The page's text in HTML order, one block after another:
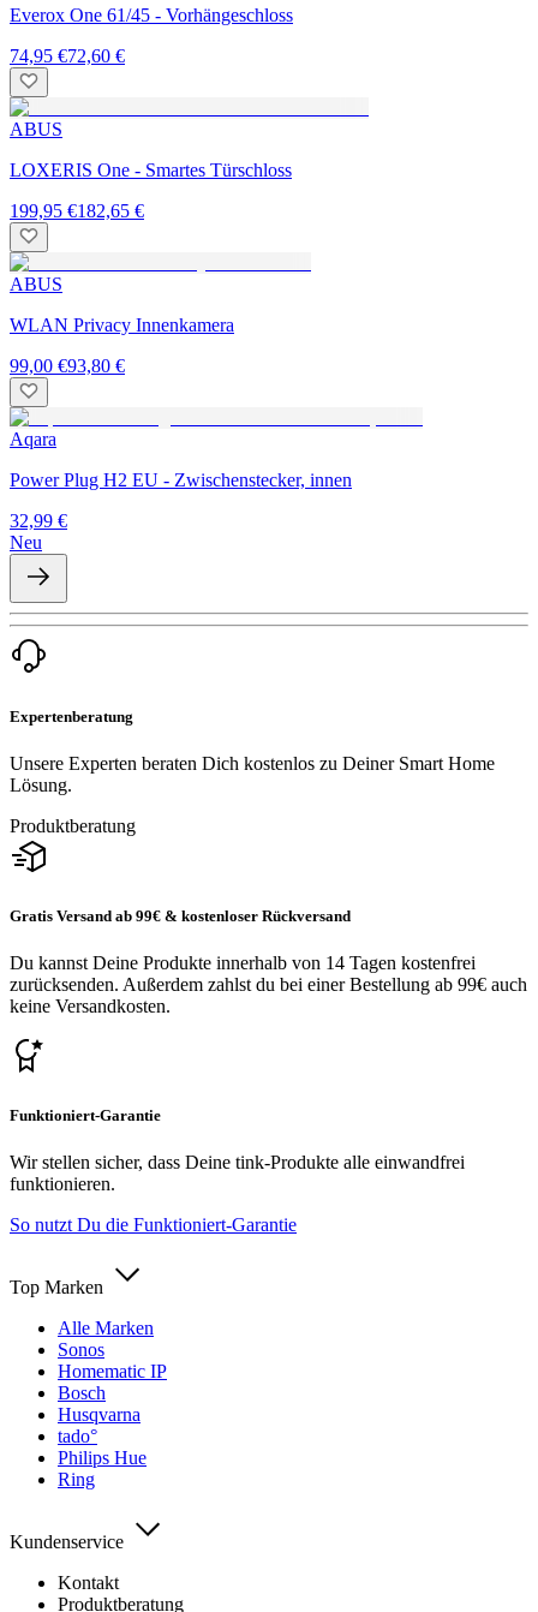
Everox One 61/45 - Vorhängeschloss
74,95 €72,60 €
ABUS
LOXERIS One - Smartes Türschloss
199,95 €182,65 €
ABUS
WLAN Privacy Innenkamera
99,00 €93,80 €
Aqara
Power Plug H2 EU - Zwischenstecker, innen
32,99 €
Neu
Expertenberatung
Unsere Experten beraten Dich kostenlos zu Deiner Smart Home
Lösung.
Produktberatung
Gratis Versand ab 99€ & kostenloser Rückversand
Du kannst Deine Produkte innerhalb von 14 Tagen kostenfrei
zurücksenden. Außerdem zahlst du bei einer Bestellung ab 99€ auch
keine Versandkosten.
Funktioniert-Garantie
Wir stellen sicher, dass Deine tink-Produkte alle einwandfrei
funktionieren.
So nutzt Du die Funktioniert-Garantie
Top Marken
Alle Marken
Sonos
Homematic IP
Bosch
Husqvarna
tado°
Philips Hue
Ring
Kundenservice
Kontakt
Produktberatung